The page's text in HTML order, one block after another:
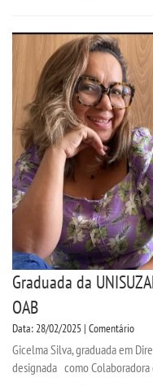
Graduada da
OAB
Data: 28/02/2025 | Comentário
Gicelma Silva, graduada em
designada como